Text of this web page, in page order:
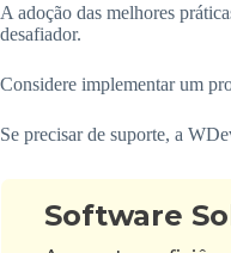
A adoção das melhores
desafiador.
Considere implementar um
Se precisar de suporte, a
Software